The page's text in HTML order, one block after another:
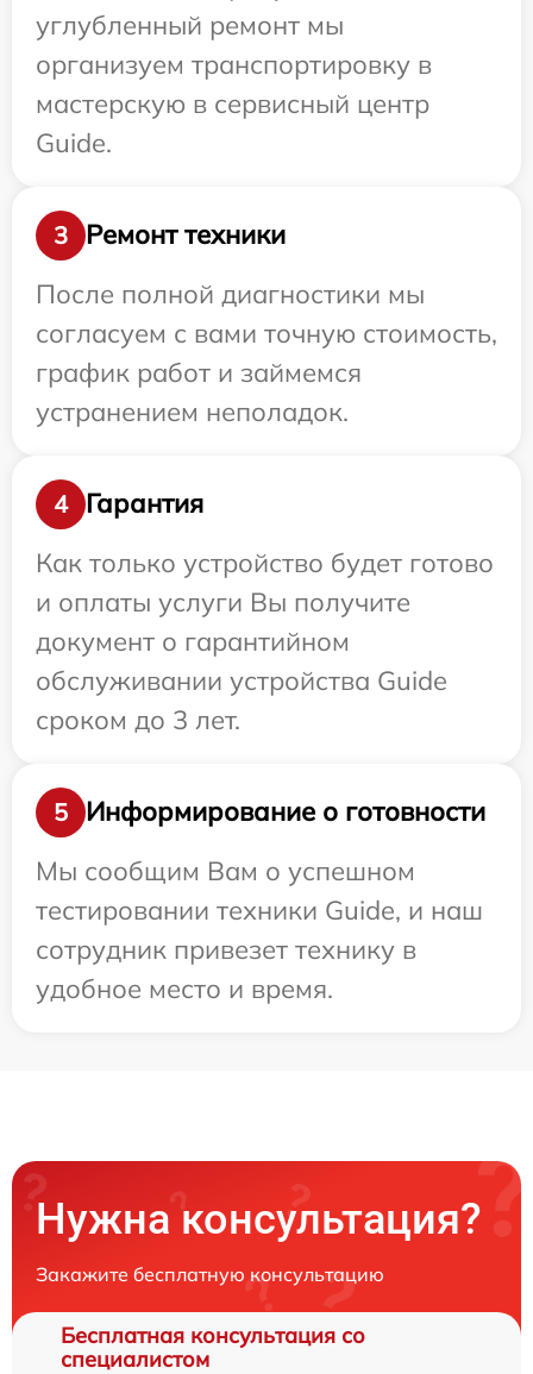
углубленный ремонт мы
организуем транспортировку в
мастерскую в сервисный центр
Guide.
3
Ремонт техники
После полной диагностики мы
согласуем с вами точную стоимость,
график работ и займемся
устранением неполадок.
4
Гарантия
Как только устройство будет готово
и оплаты услуги Вы получите
документ о гарантийном
обслуживании устройства Guide
сроком до 3 лет.
5
Информирование о готовности
Мы сообщим Вам о успешном
тестировании техники Guide, и наш
сотрудник привезет технику в
удобное место и время.
Нужна консультация?
Закажите бесплатную консультацию
Бесплатная консультация со
специалистом